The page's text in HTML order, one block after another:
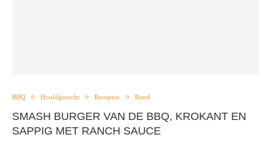
BBQ Hoofdgerecht Recepten Rund
SMASH BURGER VAN DE BBQ, KROKANT EN
SAPPIG MET RANCH SAUCE